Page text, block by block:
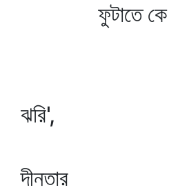
ফুটাতে কে
মৃত্যু
অমৃত
ঝরি',
দীনতার